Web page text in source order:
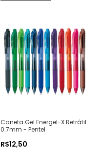
Caneta Gel Energel-X Retrátil
0.7mm - Pentel
R$12,50